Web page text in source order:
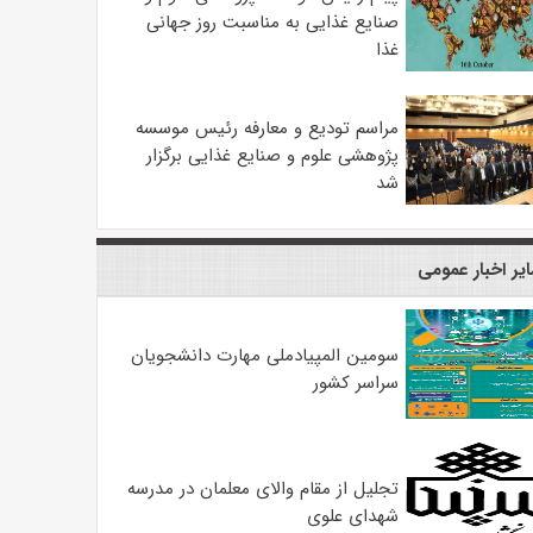
صنایع غذایی به مناسبت روز جهانی
غذا
مراسم تودیع و معارفه رئیس موسسه
پژوهشی علوم و صنایع غذایی برگزار
شد
اخبار عمومی
سومین المپیادملی مهارت دانشجویان
سراسر کشور
تجلیل از مقام والای معلمان در مدرسه
شهدای علوی